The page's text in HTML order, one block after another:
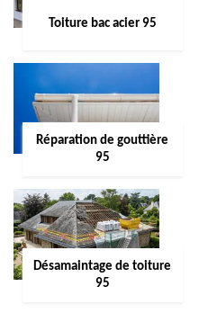
Toiture bac acier 95
Réparation de gouttière
95
Désamaintage de toiture
95